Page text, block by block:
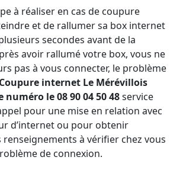
à réaliser en cas de coupure
et de rallumer sa box internet
secondes avant de la
avoir rallumé votre box, vous ne
pas à vous connecter, le problème
Coupure internet Le Mérévillois
le 08 90 04 50 48service
pour une mise en relation avec
d’internet ou pour obtenir
à vérifier chez vous
de connexion.